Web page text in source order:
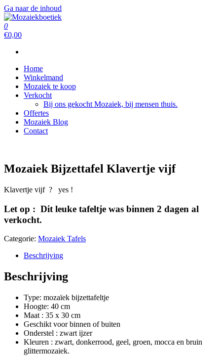
Ga naar de inhoud
Mozaiekboetiek
Mozaiekboetiek
0
€0,00
Home
Winkelmand
Mozaiek te koop
Verkocht
Bij ons gekocht Mozaiek, bij mensen thuis.
Offertes
Mozaiek Blog
Contact
Mozaiek Bijzettafel Klavertje vijf
Klavertje vijf ? yes !
Let op : Dit leuke tafeltje was binnen 2 dagen al
verkocht.
Categorie: Mozaiek Tafels
Beschrijving
Beschrijving
Type: mozaïek bijzettafeltje
Hoogte: 40 cm
Maat : 35 x 30 cm
Geschikt voor binnen of buiten
Onderstel : zwart ijzer
Kleuren : zwart, donkerrood, geel, groen, mocca en bruin
glittermozaiek.